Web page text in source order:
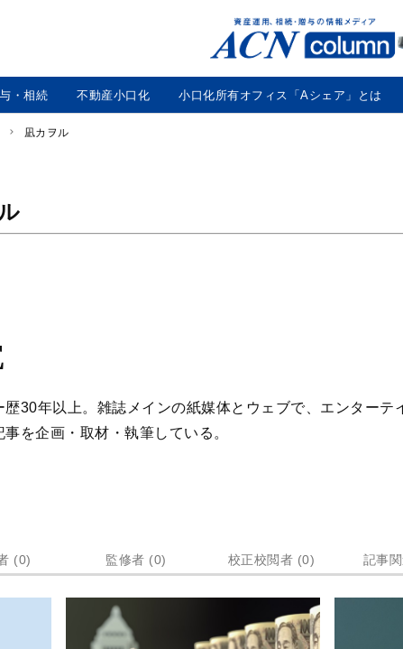
・相続 不動産小口化 小口化所有オフィス「Aシェア」とは
凪カヲル
30年以上。雑誌メインの紙媒体とウェブで、エンターテ
を企画・取材・執筆している。
(0) 監修者 (0) 校正校閲者 (0) 記事